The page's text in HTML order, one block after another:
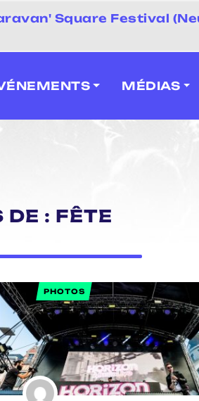
Square Festival
MÉDIAS
DE : FÊTE
PHOTOS